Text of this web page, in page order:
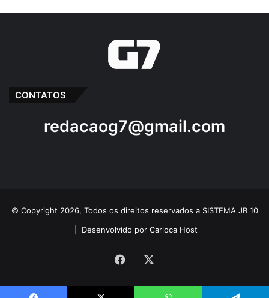
CONTATOS
redacaog7@gmail.com
© Copyright 2026, Todos os direitos reservados a SISTEMA JB 10
Desenvolvido por Carioca Host
Facebook